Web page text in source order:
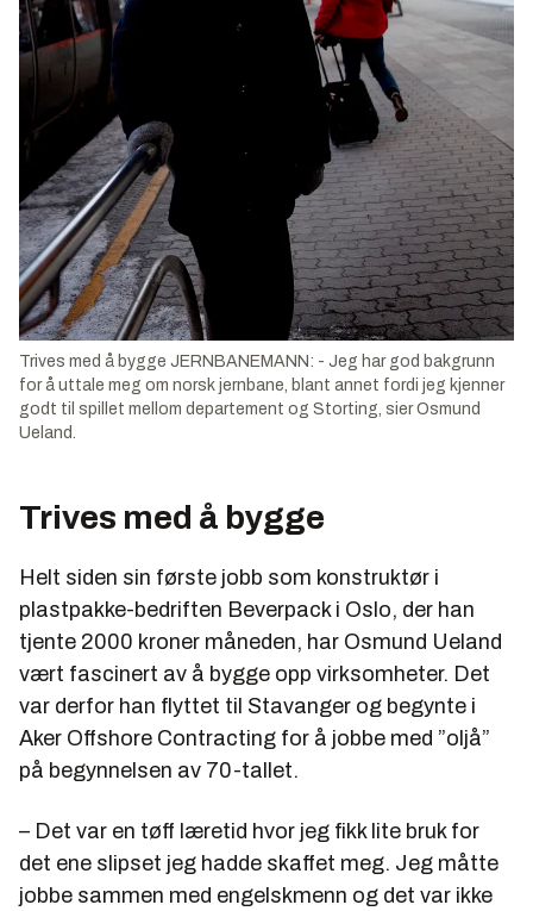
Trives med å bygge JERNBANEMANN: - Jeg har god bakgrunn
for å uttale meg om norsk jernbane, blant annet fordi jeg kjenner
godt til spillet mellom departement og Storting, sier Osmund
Ueland.
Trives med å bygge
Helt siden sin første jobb som konstruktør i
plastpakke-bedriften Beverpack i Oslo, der han
tjente 2000 kroner måneden, har Osmund Ueland
vært fascinert av å bygge opp virksomheter. Det
var derfor han flyttet til Stavanger og begynte i
Aker Offshore Contracting for å jobbe med ”oljå”
på begynnelsen av 70-tallet.
– Det var en tøff læretid hvor jeg fikk lite bruk for
det ene slipset jeg hadde skaffet meg. Jeg måtte
jobbe sammen med engelskmenn og det var ikke